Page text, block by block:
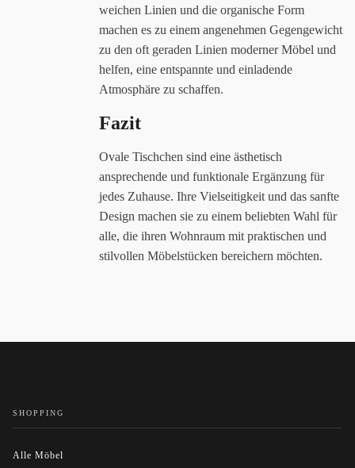
weichen Linien und die organische Form
machen es zu einem angenehmen Gegengewicht
zu den oft geraden Linien moderner Möbel und
helfen, eine entspannte und einladende
Atmosphäre zu schaffen.
Fazit
Ovale Tischchen sind eine ästhetisch
ansprechende und funktionale Ergänzung für
jedes Zuhause. Ihre Vielseitigkeit und das sanfte
Design machen sie zu einem beliebten Wahl für
alle, die ihren Wohnraum mit praktischen und
stilvollen Möbelstücken bereichern möchten.
SHOPPING
Alle Möbel